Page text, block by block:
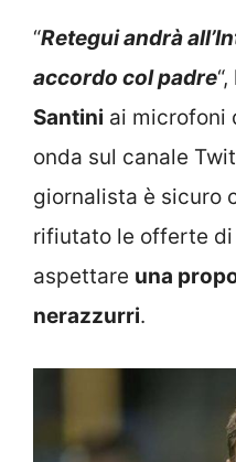
“Retegui andrà
accordo col padre
Santini ai microfoni
onda sul canale
giornalista è sicuro
rifiutato le offerte
aspettare una
nerazzurri.